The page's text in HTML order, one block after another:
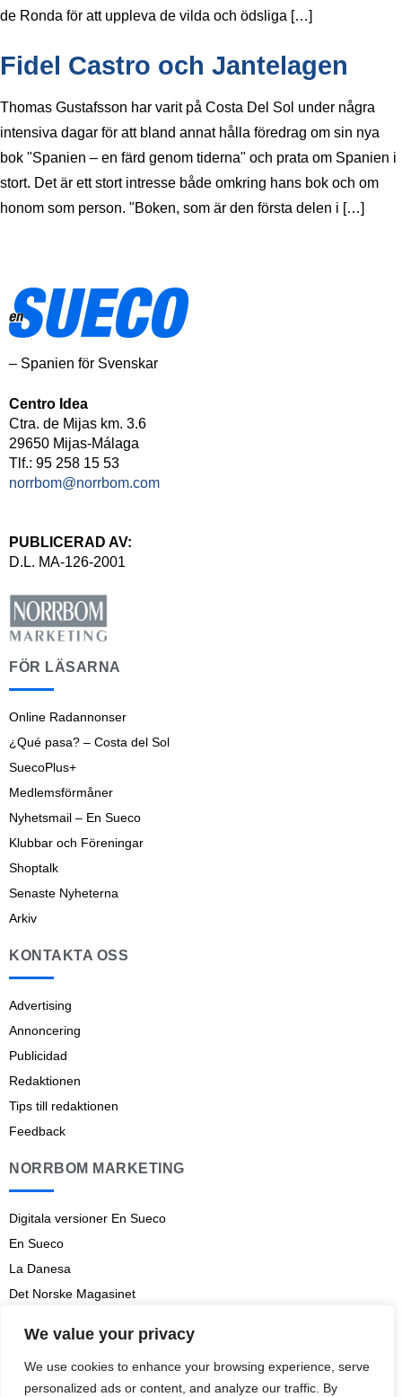
We value your privacy
We use cookies to enhance your browsing experience, serve
personalized ads or content, and analyze our traffic. By
de Ronda för att uppleva de vilda och ödsliga […]
Fidel Castro och Jantelagen
Thomas Gustafsson har varit på Costa Del Sol under några
intensiva dagar för att bland annat hålla föredrag om sin nya
bok "Spanien – en färd genom tiderna" och prata om Spanien i
stort. Det är ett stort intresse både omkring hans bok och om
honom som person. "Boken, som är den första delen i […]
– Spanien för Svenskar
Centro Idea
Ctra. de Mijas km. 3.6
29650 Mijas-Málaga
Tlf.: 95 258 15 53
norrbom@norrbom.com
PUBLICERAD AV:
D.L. MA-126-2001
FÖR LÄSARNA
Online Radannonser
¿Qué pasa? – Costa del Sol
SuecoPlus+
Medlemsförmåner
Nyhetsmail – En Sueco
Klubbar och Föreningar
Shoptalk
Senaste Nyheterna
Arkiv
KONTAKTA OSS
Advertising
Annoncering
Publicidad
Redaktionen
Tips till redaktionen
Feedback
NORRBOM MARKETING
Digitala versioner En Sueco
En Sueco
La Danesa
Det Norske Magasinet
Aviso legal
Prenumerationsvillkor